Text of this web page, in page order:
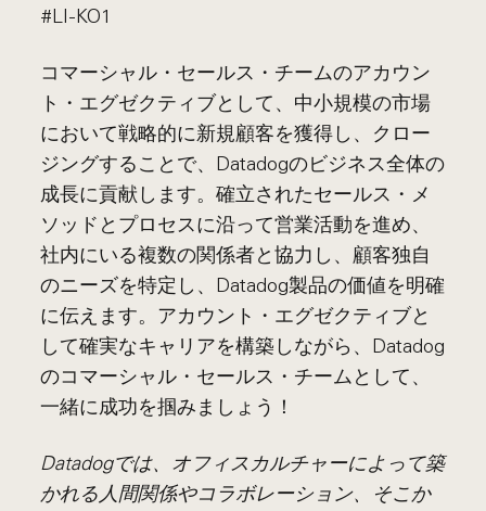
#LI-KO1
コマーシャル・セールス・チームのアカウン
ト・エグゼクティブとして、中小規模の市場
において戦略的に新規顧客を獲得し、クロー
ジングすることで、Datadogのビジネス全体の
成長に貢献します。確立されたセールス・メ
ソッドとプロセスに沿って営業活動を進め、
社内にいる複数の関係者と協力し、顧客独自
のニーズを特定し、Datadog製品の価値を明確
に伝えます。アカウント・エグゼクティブと
して確実なキャリアを構築しながら、Datadog
のコマーシャル・セールス・チームとして、
一緒に成功を掴みましょう！
Datadogでは、オフィスカルチャーによって築
かれる人間関係やコラボレーション、そこか